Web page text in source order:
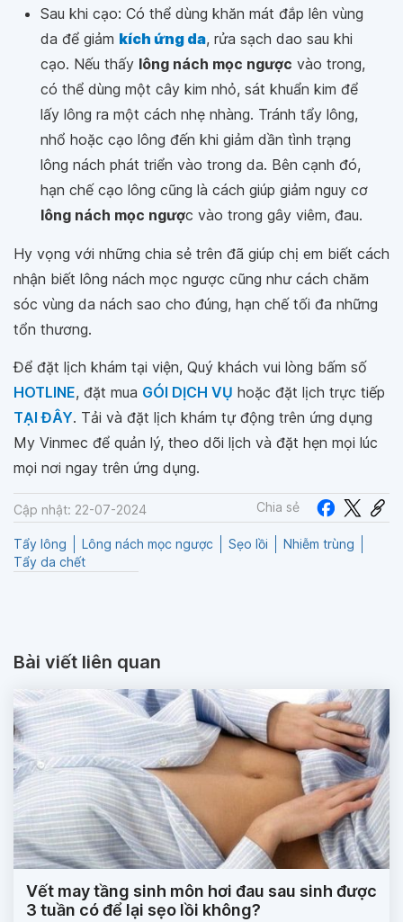
Sau khi cạo: Có thể dùng khăn mát đắp lên vùng
da để giảm kích ứng da, rửa sạch dao sau khi
cạo. Nếu thấy lông nách mọc ngược vào trong,
có thể dùng một cây kim nhỏ, sát khuẩn kim để
lấy lông ra một cách nhẹ nhàng. Tránh tẩy lông,
nhổ hoặc cạo lông đến khi giảm dần tình trạng
lông nách phát triển vào trong da. Bên cạnh đó,
hạn chế cạo lông cũng là cách giúp giảm nguy cơ
lông nách mọc ngược vào trong gây viêm, đau.
Hy vọng với những chia sẻ trên đã giúp chị em biết cách
nhận biết lông nách mọc ngược cũng như cách chăm
sóc vùng da nách sao cho đúng, hạn chế tối đa những
tổn thương.
Để đặt lịch khám tại viện, Quý khách vui lòng bấm số
HOTLINE, đặt mua GÓI DỊCH VỤ hoặc đặt lịch trực tiếp
TẠI ĐÂY. Tải và đặt lịch khám tự động trên ứng dụng
My Vinmec để quản lý, theo dõi lịch và đặt hẹn mọi lúc
mọi nơi ngay trên ứng dụng.
Cập nhật: 22-07-2024 Chia sẻ
Tẩy lông Lông nách mọc ngược Sẹo lồi
Nhiễm trùng
Tẩy da chết
Bài viết liên quan
Vết may tầng sinh môn hơi đau sau sinh được
3 tuần có để lại sẹo lồi không?